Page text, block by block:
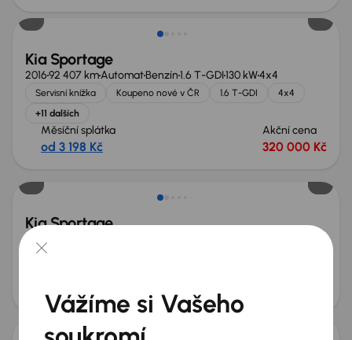
Kia Sportage
201692 407 kmAutomatBenzín1.6 T-GDI130 kW4x4
Servisní knížka Koupeno nové v ČR 1.6 T-GDI
4x4
+11 dalších
Měsíční splátka
od 3 198 Kč
Akční cena
320 000 Kč
Kia Sportage
2.0 CRDi
Vážíme si Vašeho